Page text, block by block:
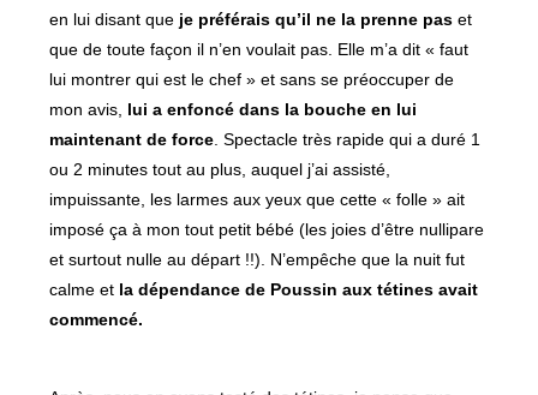
en lui disant que je préférais qu’il ne la prenne pas et
que de toute façon il n’en voulait pas. Elle m’a dit « faut
lui montrer qui est le chef » et sans se préoccuper de
mon avis, lui a enfoncé dans la bouche en lui
maintenant de force . Spectacle très rapide qui a duré 1
ou 2 minutes tout au plus, auquel j’ai assisté,
impuissante, les larmes aux yeux que cette « folle » ait
imposé ça à mon tout petit bébé (les joies d’être nullipare
et surtout nulle au départ !!). N’empêche que la nuit fut
calme et la dépendance de Poussin aux tétines avait
commencé.